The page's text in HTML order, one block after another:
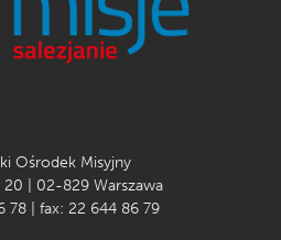
Ośrodek Misyjny
| 02-829 Warszawa
78 | fax: 22 644 86 79